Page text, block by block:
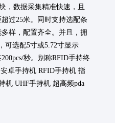
，数据采集精准快速，且
过25米。同时支持选配条
样，配置齐全。并且，拥
可选配5寸或5.72寸显示
秒。别称RFID手持终
卓手持机 RFID手持机 指
机 UHF手持机 超高频pda